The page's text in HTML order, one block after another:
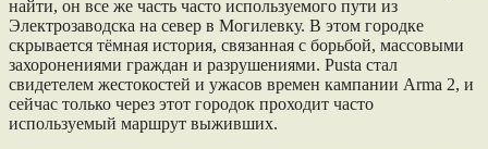
найти, он все же часть часто используемого пути из
Электрозаводска на север в Могилевку. В этом городке
скрывается тёмная история, связанная с борьбой, массовыми
захоронениями граждан и разрушениями. Pusta стал
свидетелем жестокостей и ужасов времен кампании Arma 2, и
сейчас только через этот городок проходит часто
используемый маршрут выживших.